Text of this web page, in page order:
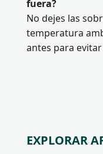
fuera?
No dejes las
temperatura
antes para
EXPLORAR